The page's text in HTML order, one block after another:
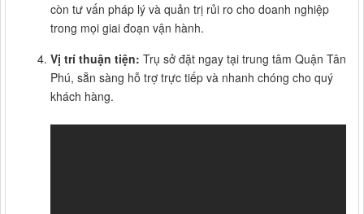
còn tư vấn pháp lý và quản trị rủi ro cho doanh nghiệp
trong mọi giai đoạn vận hành.
Vị trí thuận tiện: Trụ sở đặt ngay tại trung tâm Quận Tân
Phú, sẵn sàng hỗ trợ trực tiếp và nhanh chóng cho quý
khách hàng.